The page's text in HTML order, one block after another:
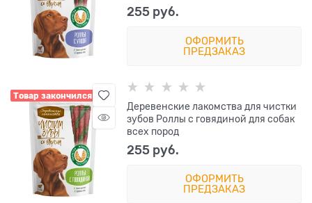
255 руб.
ОФОРМИТЬ
ПРЕДЗАКАЗ
Товар закончился
Деревенские лакомства для чистки
зубов Роллы с говядиной для собак
всех пород
255 руб.
ОФОРМИТЬ
ПРЕДЗАКАЗ